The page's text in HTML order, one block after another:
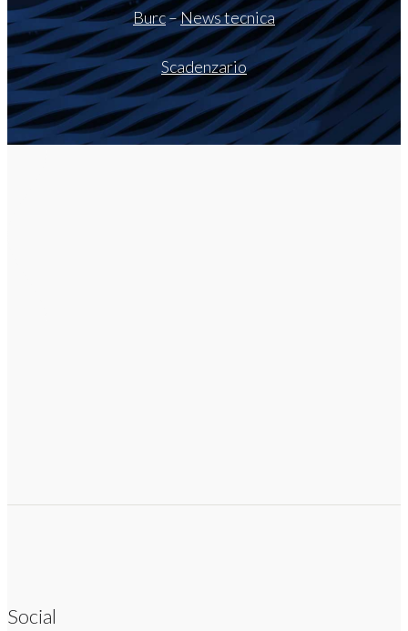
Burc–News tecnica
Scadenzario
Social